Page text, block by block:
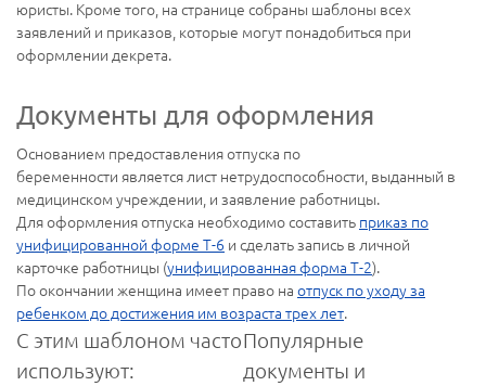
юристы. Кроме того, на странице собраны шаблоны всех
заявлений и приказов, которые могут понадобиться при
оформлении декрета.
Документы для оформления
Основанием предоставления отпуска по
беременности является лист нетрудоспособности, выданный в
медицинском учреждении, и заявление работницы.
Для оформления отпуска необходимо составить приказ по
унифицированной форме Т-6 и сделать запись в личной
карточке работницы (унифицированная форма Т-2).
По окончании женщина имеет право на отпуск по уходу за
ребенком до достижения им возраста трех лет.
С этим шаблоном часто
используют:
Популярные
документы и